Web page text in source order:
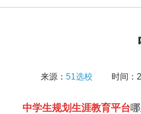
来源： 51选校 时间：
中学生规划生涯教育平台